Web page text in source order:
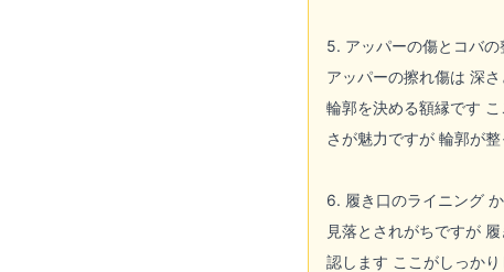
5. アッパーの傷とコバの
アッパーの擦れ傷は 深
輪郭を決める額縁です
さが魅力ですが 輪郭が
6. 履き口のライニング
見落とされがちですが
認します ここがしっか